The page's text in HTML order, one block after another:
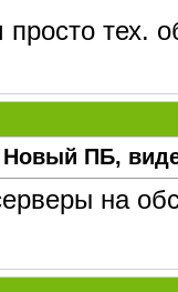
просто тех.
Новый ПБ,
на